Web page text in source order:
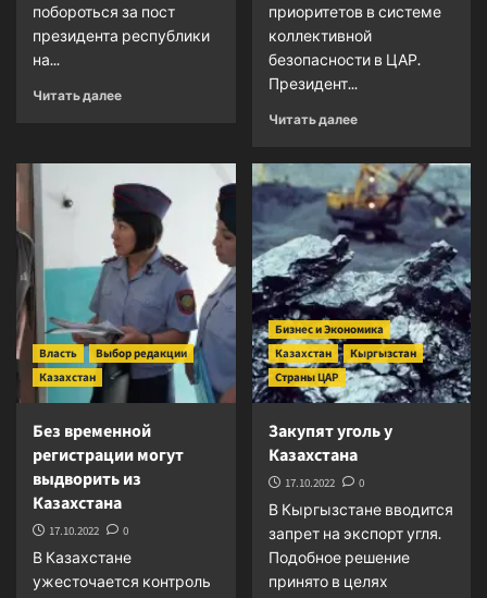
побороться за пост
президента республики
на...
Читать далееПрочитать
ожидании
президентских
выборов</strong>
приоритетов в системе
коллективной
безопасности в ЦАР.
Президент...
Читать далееПрочитать
<strong>В
Центральной
Азии
продолжаются
попытки
дестабилизации
обстановки</
Власть
Выбор редакции
Казахстан
Без временной
регистрации могут
выдворить из
Казахстана
17.10.2022 0
В Казахстане
ужесточается контроль
Бизнес и Экономика
Казахстан
Кыргызстан
Страны ЦАР
Закупят уголь у
Казахстана
17.10.2022 0
В Кыргызстане вводится
запрет на экспорт угля.
Подобное решение
принято в целях